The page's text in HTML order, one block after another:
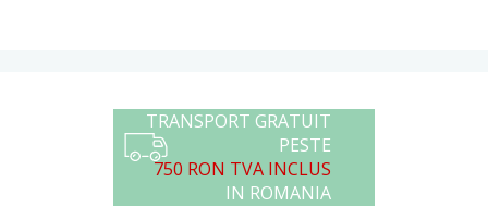
TRANSPORT GRATUIT
PESTE
750 RON TVA INCLUS
IN ROMANIA